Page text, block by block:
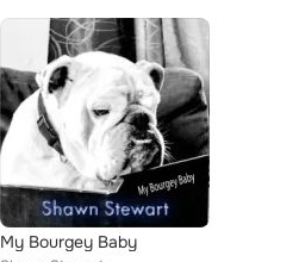
My Bourgey Baby